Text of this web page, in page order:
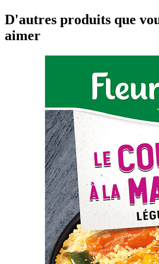
D'autres produits que
aimer